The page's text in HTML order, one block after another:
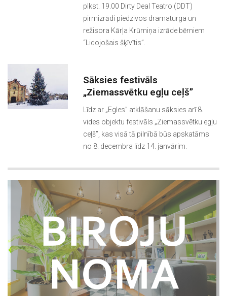
plkst. 19.00 Dirty Deal Teatro (DDT)
pirmizrādi piedzīvos dramaturga un
režisora Kārļa Krūmiņa izrāde bērniem
“Lidojošais šķīvītis”.
Sāksies festivāls
„Ziemassvētku egļu ceļš”
Līdz ar „Egles” atklāšanu sāksies arī 8.
vides objektu festivāls „Ziemassvētku egļu
ceļš”, kas visā tā pilnībā būs apskatāms
no 8. decembra līdz 14. janvārim.